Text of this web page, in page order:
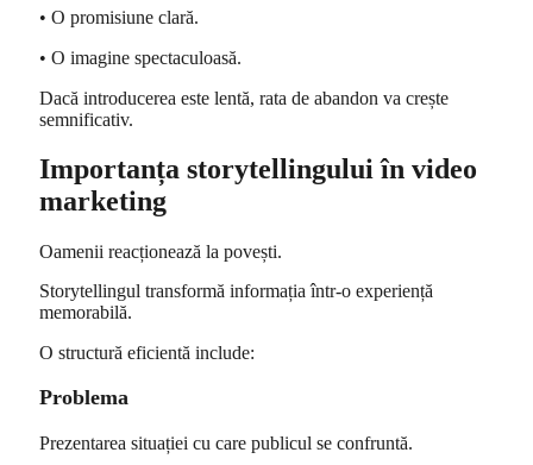
• O promisiune clară.
• O imagine spectaculoasă.
Dacă introducerea este lentă, rata de abandon va crește
semnificativ.
Importanța storytellingului în video
marketing
Oamenii reacționează la povești.
Storytellingul transformă informația într-o experiență
memorabilă.
O structură eficientă include:
Problema
Prezentarea situației cu care publicul se confruntă.